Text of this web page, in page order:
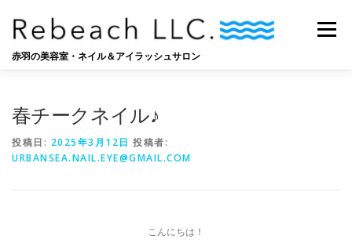
ツ
赤羽の美容室・ネイル＆アイラッシュサロン
メニュー
春チークネイル♪
投稿日: 2025年3月12日 投稿者:
URBANSEA.NAIL.EYE@GMAIL.COM
こんにちは！